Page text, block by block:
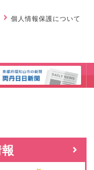
個人情報保護について